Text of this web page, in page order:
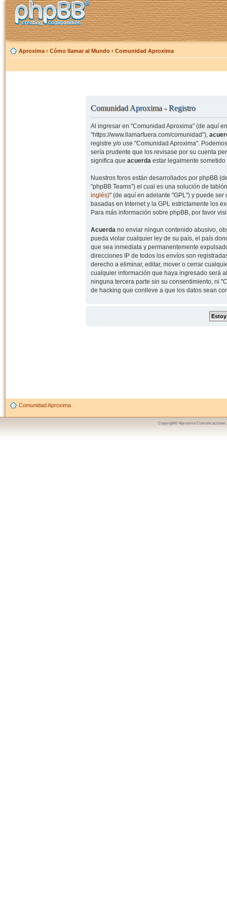
Aproxima ‹ Cómo llamar al Mundo ‹ Comunidad Aproxima
Comunidad Aproxima - Registro
Al ingresar en "Comunidad Aproxima" (de aquí
"https://www.llamarfuera.com/comunidad"),
registre y/o use "Comunidad Aproxima".
sería prudente que los revisase por su cuenta
significa que acuerdaestar legalmente sometido
Nuestros foros están desarrollados por phpBB
"phpBB Teams") el cual es una solución de
inglés)" (de aquí en adelante "GPL") y puede
basadas en Internet y la GPL estrictamente los
Para más información sobre phpBB, por favor
Acuerdano enviar ningun contenido abusivo,
pueda violar cualquier ley de su país, el país
que sea inmediata y permanentemente
direcciones IP de todos los envíos son
derecho a eliminar, editar, mover o cerrar
cualquier información que haya ingresado será
ninguna tercera parte sin su consentimiento, ni
de hacking que conlleve a que los datos sean
Comunidad Aproxima
Copyright© Aproxima Comunicaciones